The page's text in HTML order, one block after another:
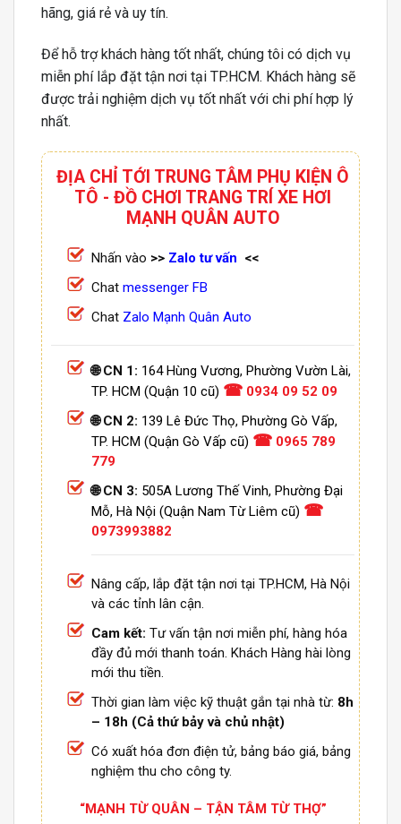
hãng, giá rẻ và uy tín.
Để hỗ trợ khách hàng tốt nhất, chúng tôi có dịch vụ
miễn phí lắp đặt tận nơi tại TP.HCM. Khách hàng sẽ
được trải nghiệm dịch vụ tốt nhất với chi phí hợp lý
nhất.
ĐỊA CHỈ TỚI TRUNG TÂM PHỤ KIỆN Ô
TÔ - ĐỒ CHƠI TRANG TRÍ XE HƠI
MẠNH QUÂN AUTO
Nhấn vào >> Zalo tư vấn <<
Chat messenger FB
Chat Zalo Mạnh Quân Auto
🌐 CN 1: 164 Hùng Vương, Phường Vườn Lài,
TP. HCM (Quận 10 cũ) ☎ 0934 09 52 09
🌐 CN 2: 139 Lê Đức Thọ, Phường Gò Vấp,
TP. HCM (Quận Gò Vấp cũ) ☎ 0965 789
779
🌐 CN 3: 505A Lương Thế Vinh, Phường Đại
Mỗ, Hà Nội (Quận Nam Từ Liêm cũ) ☎
0973993882
Nâng cấp, lắp đặt tận nơi tại TP.HCM, Hà Nội
và các tỉnh lân cận.
Cam kết: Tư vấn tận nơi miễn phí, hàng hóa
đầy đủ mới thanh toán. Khách Hàng hài lòng
mới thu tiền.
Thời gian làm việc kỹ thuật gắn tại nhà từ: 8h
– 18h (Cả thứ bảy và chủ nhật)
Có xuất hóa đơn điện tử, bảng báo giá, bảng
nghiệm thu cho công ty.
“MẠNH TỪ QUÂN – TẬN TÂM TỪ THỢ”